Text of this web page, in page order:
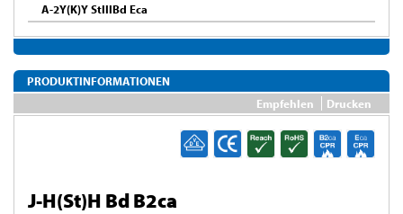
A-2Y(K)Y StIIIBd Eca
PRODUKTINFORMATIONEN
Empfehlen
Drucken
J-H(St)H Bd B2ca